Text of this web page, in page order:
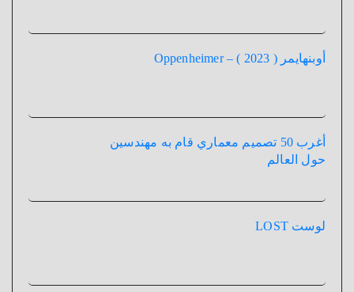
أوبنهايمر ( 2023 ) – Oppenheimer
أغرب 50 تصميم معماري قام به مهندسين
حول العالم
لوست LOST